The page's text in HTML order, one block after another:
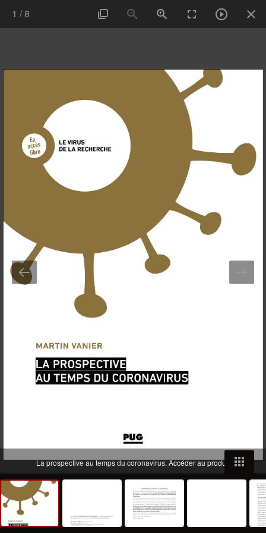
1 /8
La prospective au temps du coronavirus.Accéder au produit